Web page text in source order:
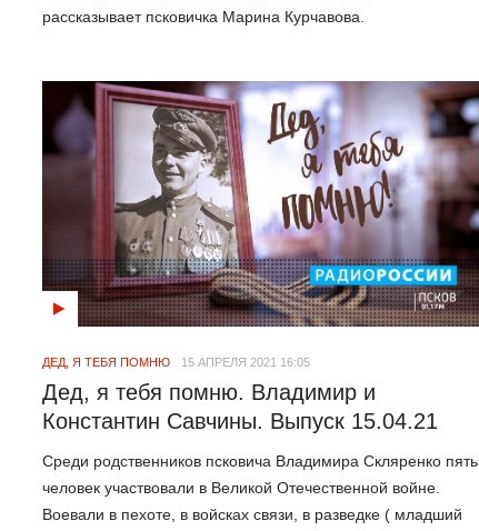
рассказывает псковичка Марина Курчавова.
ДЕД, Я ТЕБЯ ПОМНЮ 15 АПРЕЛЯ 2021 16:05
Дед, я тебя помню. Владимир и
Константин Савчины. Выпуск 15.04.21
Среди родственников псковича Владимира Скляренко пять
человек участвовали в Великой Отечественной войне.
Воевали в пехоте, в войсках связи, в разведке ( младший